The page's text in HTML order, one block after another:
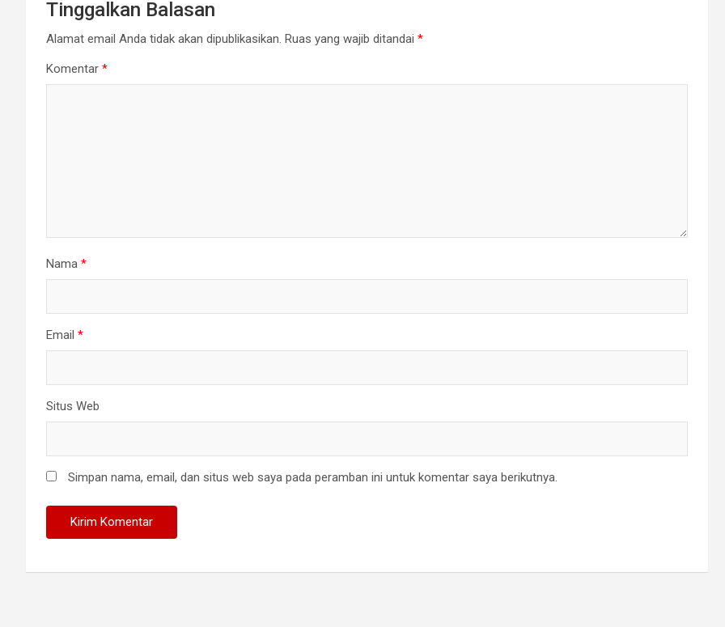
Tinggalkan Balasan
Alamat email Anda tidak akan dipublikasikan. Ruas yang wajib ditandai *
Komentar *
Nama *
Email *
Situs Web
Simpan nama, email, dan situs web saya pada peramban ini untuk komentar saya berikutnya.